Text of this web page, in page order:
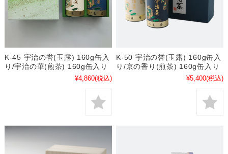
K-45 宇治の誉(玉露) 160g缶入
り/宇治の華(煎茶) 160g缶入り
¥4,860(税込)
K-50 宇治の誉(玉露) 160g缶入
り/京の香り(煎茶) 160g缶入り
¥5,400(税込)